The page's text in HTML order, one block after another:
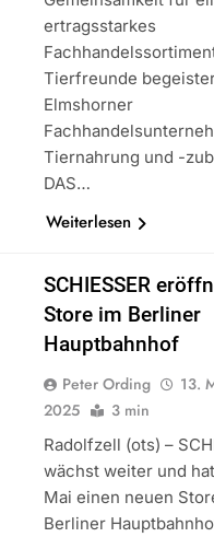
ertragsstarkes
Tierfreunde
Elmshorner
Tiernahrung und -
DAS…
Weiterlesen
SCHIESSER
Store im Berliner
Hauptbahnhof
Peter Ording
13.
2025
3 min
Radolfzell (ots) –
wächst weiter und
Mai einen neuen
Berliner